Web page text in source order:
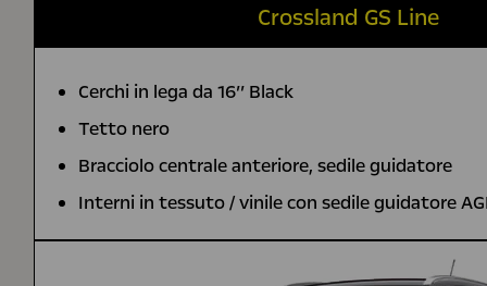
Crossland GS Line
Cerchi in lega da 16’’ Black
Tetto nero
Bracciolo centrale anteriore, sedile guidatore
Interni in tessuto / vinile con sedile guidatore